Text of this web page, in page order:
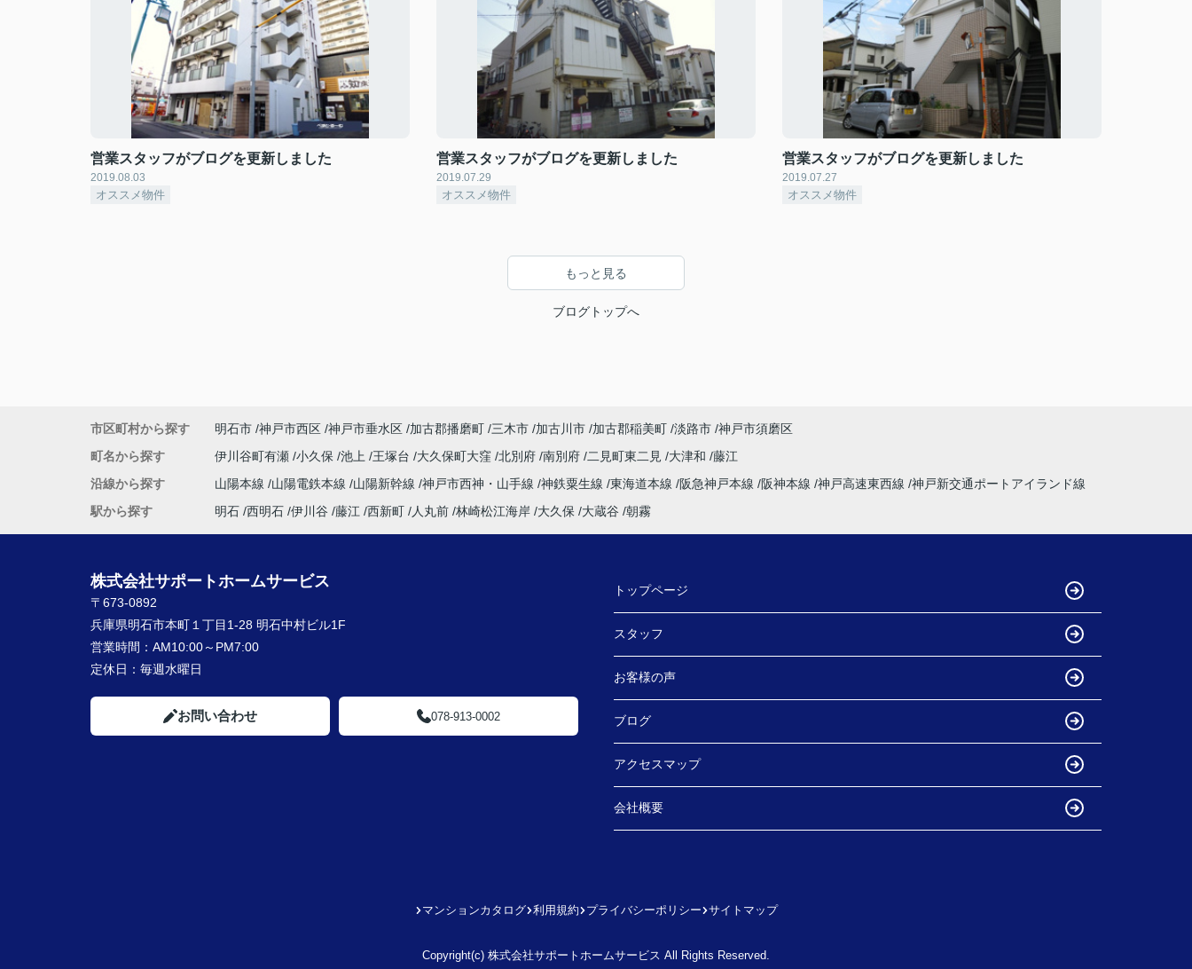
営業スタッフがブログを更新しました
2019.08.03
オススメ物件
営業スタッフがブログを更新しました
2019.07.29
オススメ物件
営業スタッフがブログを更新しました
2019.07.27
オススメ物件
もっと見る
ブログトップへ
市区町村から探す 明石市 神戸市西区 神戸市垂水区 加古郡播磨町 三木市 加古川市 加古郡稲美町 淡路市 神戸市須磨区
町名から探す
伊川谷町有瀬 小久保 池上 王塚台 大久保町大窪 北別府 南別府 二見町東二見 大津和 藤江
沿線から探す
山陽本線 山陽電鉄本線 山陽新幹線 神戸市西神・山手線 神鉄粟生線 東海道本線 阪急神戸本線 阪神本線 神戸高速東西線 神戸新交通ポートアイランド線
駅から探す
明石 西明石 伊川谷 藤江 西新町 人丸前 林崎松江海岸 大久保 大蔵谷 朝霧
株式会社サポートホームサービス
〒673-0892
兵庫県明石市本町１丁目1-28 明石中村ビル1F
営業時間： AM10:00～PM7:00
定休日： 毎週水曜日
お問い合わせ 078-913-0002
トップページ
スタッフ
お客様の声
ブログ
アクセスマップ
会社概要
マンションカタログ 利用規約 プライバシーポリシー サイトマップ
Copyright(c) 株式会社サポートホームサービス All Rights Reserved.